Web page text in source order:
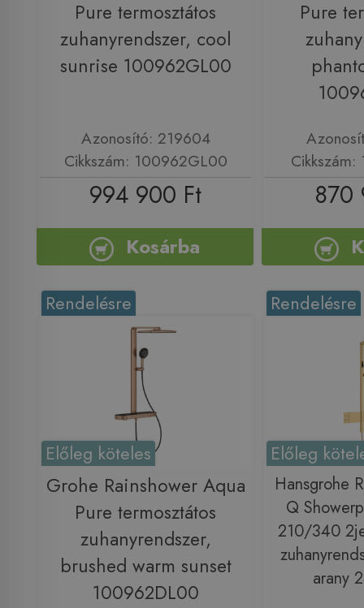
Pure termosztátos
zuhanyrendszer, cool
sunrise 100962GL00
Azonosító: 219604
Cikkszám: 100962GL00
994 900 Ft
Kosárba
Pure
870
Rendelésre
Előleg köteles
Grohe Rainshower Aqua
Pure termosztátos
zuhanyrendszer,
brushed warm sunset
100962DL00
Rendelésre
Előleg
Hansgrohe
Q
210/340
arany